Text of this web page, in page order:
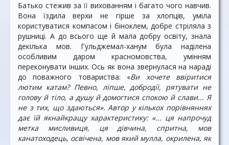
Батько стежив за її вихованням і багато чого навчив.
Вона їздила верхи не гірше за хлопців, уміла
користуватися компасом і біноклем, добре стріляла з
рушниці. А до всього ще й мала добру освіту, знала
декілька мов. Гульджемал-ханум була наділена
особливим даром красномовства, умінням
переконувати інших. Ось як вона звернулася на нараді
до поважного товариства: «Ви хочете ввіритися
лютим катам? Певно, ліпше, добродії, рятувати не
голову й тіло, а душу й домогтися спокою й слави... Я
не з тих, що здаються». Автор у кількох порівняннях
дає їй якнайкращу характеристику: «... ця напрочуд
метка мисливиця, ця дівчина, спритна, мов
канатоходець, освічена, мов який мулла, окрилена, як